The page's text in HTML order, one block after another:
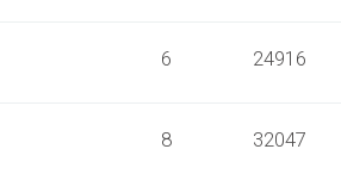
6 24916
8 32047